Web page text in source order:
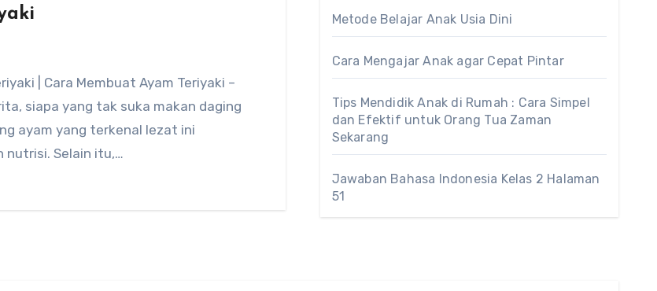
| Cara Membuat Ayam Teriyaki –
siapa yang tak suka makan daging
ayam yang terkenal lezat ini
nutrisi. Selain itu,…
Metode Belajar Anak Usia Dini
Cara Mengajar Anak agar Cepat Pintar
Tips Mendidik Anak di Rumah : Cara Simpel
dan Efektif untuk Orang Tua Zaman
Sekarang
Jawaban Bahasa Indonesia Kelas 2 Halaman
51